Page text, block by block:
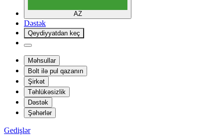
AZ
Dəstək
Qeydiyyatdan keç
Məhsullar
Bolt ilə pul qazanın
Şirkət
Təhlükəsizlik
Dəstək
Şəhərlər
Gedişlər